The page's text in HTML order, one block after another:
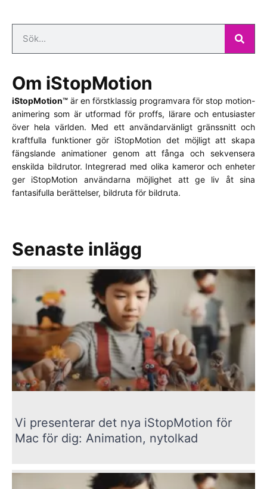
Om iStopMotion
iStopMotion™ är en förstklassig programvara för stop motion-
animering som är utformad för proffs, lärare och entusiaster
över hela världen. Med ett användarvänligt gränssnitt och
kraftfulla funktioner gör iStopMotion det möjligt att skapa
fängslande animationer genom att fånga och sekvensera
enskilda bildrutor. Integrerad med olika kameror och enheter
ger iStopMotion användarna möjlighet att ge liv åt sina
fantasifulla berättelser, bildruta för bildruta.
Senaste inlägg
Vi presenterar det nya iStopMotion för
Mac för dig: Animation, nytolkad